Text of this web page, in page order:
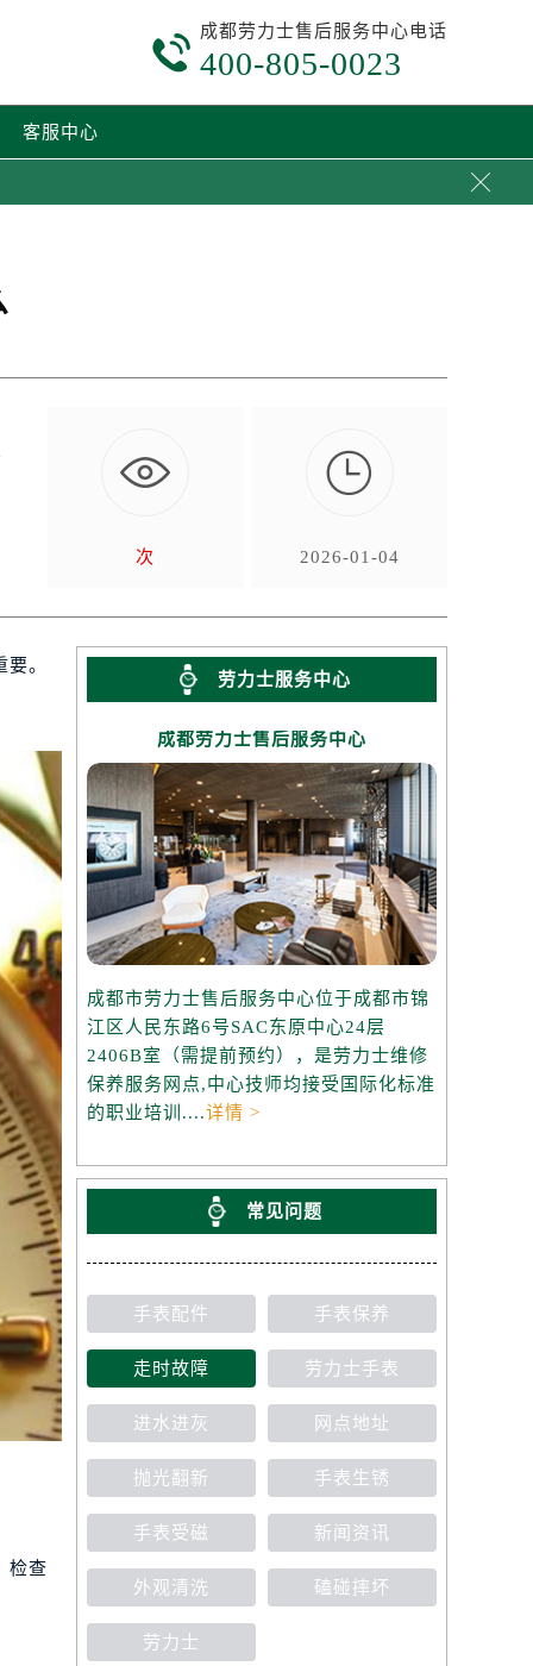

成都劳力士售后服务中心电话
400-805-0023
客服中心

次

2026-01-04
。
检查
劳力士服务中心
成都劳力士售后服务中心
成都市劳力士售后服务中心位于成都市锦
江区人民东路6号SAC东原中心24层
2406B室（需提前预约），是劳力士维修
保养服务网点,中心技师均接受国际化标准
的职业培训....详情 >
常见问题
手表配件 手表保养
走时故障 劳力士手表
进水进灰 网点地址
抛光翻新 手表生锈
手表受磁 新闻资讯
外观清洗 磕碰摔坏
劳力士